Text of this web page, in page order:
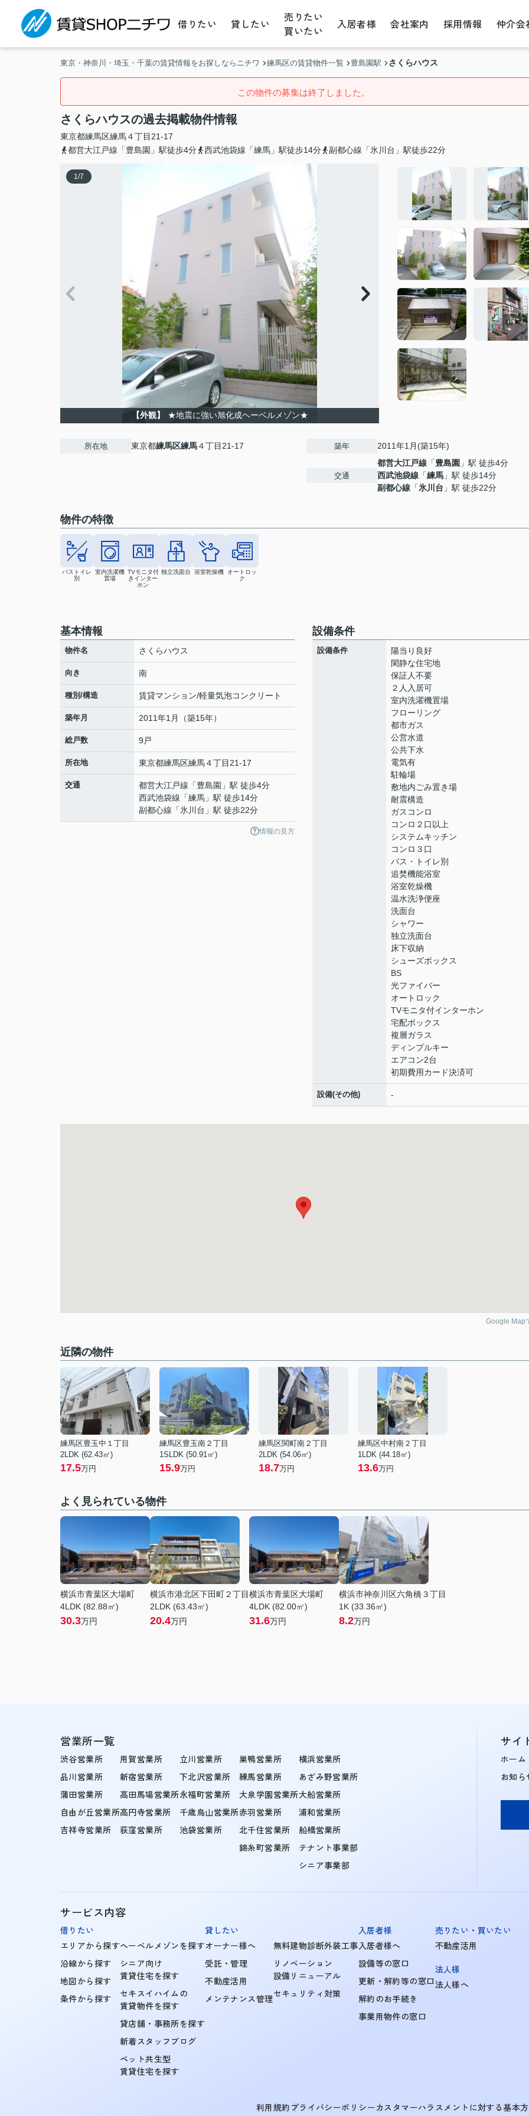
借りたい 貸したい
売りたい
買いたい
入居者様 会社案内 採用情報 仲介会
東京・神奈川・埼玉・千葉の賃貸情報をお探しならニチワ 練馬区の賃貸物件一覧 豊島園駅 さくらハウス
この物件の募集は終了しました。
さくらハウスの過去掲載物件情報
東京都練馬区練馬４丁目21-17
都営大江戸線「豊島園」駅徒歩4分
西武池袋線「練馬」駅徒歩14分 副都心線「氷川台」駅徒歩22分
1/7
【外観】 ★地震に強い旭化成ヘーベルメゾン★
所在地 東京都練馬区練馬４丁目21-17 築年 2011年1月(築15年)
交通
都営大江戸線 「豊島園 」駅 徒歩4分
西武池袋線 「練馬 」駅 徒歩14分
副都心線 「氷川台 」駅 徒歩22分
物件の特徴
バストイレ
別
室内洗濯機
置場
TVモニタ付
きインター
ホン
独立洗面台 浴室乾燥機
オートロッ
ク
基本情報
物件名 さくらハウス
向き 南
種別/構造 賃貸マンション/軽量気泡コンクリート
築年月 2011年1月（築15年）
総戸数 9戸
所在地 東京都練馬区練馬４丁目21-17
交通 都営大江戸線 「豊島園 」駅 徒歩4分
西武池袋線 「練馬 」駅 徒歩14分
副都心線 「氷川台 」駅 徒歩22分
情報の見方
設備条件
設備条件
陽当り良好
閑静な住宅地
保証人不要
２人入居可
室内洗濯機置場
フローリング
都市ガス
公営水道
公共下水
電気有
駐輪場
敷地内ごみ置き場
耐震構造
ガスコンロ
コンロ２口以上
システムキッチン
コンロ３口
バス・トイレ別
追焚機能浴室
浴室乾燥機
温水洗浄便座
洗面台
シャワー
独立洗面台
床下収納
シューズボックス
BS
光ファイバー
オートロック
TVモニタ付インターホン
宅配ボックス
複層ガラス
ディンプルキー
エアコン2台
初期費用カード決済可
設備(その他) -
Google Map
近隣の物件
練馬区豊玉中１丁目
2LDK (62.43㎡)
17.5万円
練馬区豊玉南２丁目
1SLDK (50.91㎡)
15.9万円
練馬区関町南２丁目
2LDK (54.06㎡)
18.7万円
練馬区中村南２丁目
1LDK (44.18㎡)
13.6万円
よく見られている物件
横浜市青葉区大場町
4LDK (82.88㎡)
30.3万円
横浜市港北区下田町２丁目
2LDK (63.43㎡)
20.4万円
横浜市青葉区大場町
4LDK (82.00㎡)
31.6万円
横浜市神奈川区六角橋３丁目
1K (33.36㎡)
8.2万円
営業所一覧
渋谷営業所
品川営業所
蒲田営業所
自由が丘営業所
吉祥寺営業所
用賀営業所
新宿営業所
高田馬場営業所
高円寺営業所
荻窪営業所
立川営業所
下北沢営業所
永福町営業所
千歳烏山営業所
池袋営業所
巣鴨営業所
練馬営業所
大泉学園営業所
赤羽営業所
北千住営業所
錦糸町営業所
横浜営業所
あざみ野営業所
大船営業所
浦和営業所
船橋営業所
テナント事業部
シニア事業部
サイ
ホーム
お知ら
サービス内容
借りたい
エリアから探す
沿線から探す
地図から探す
条件から探す
ヘーベルメゾンを探す
シニア向け
賃貸住宅を探す
セキスイハイムの
賃貸物件を探す
貸店舗・事務所を探す
新着スタッフブログ
ペット共生型
賃貸住宅を探す
貸したい
オーナー様へ
受託・管理
不動産活用
メンテナンス管理
無料建物診断外装工事
リノベーション
設備リニューアル
セキュリティ対策
入居者様
入居者様へ
設備等の窓口
更新・解約等の窓口
解約のお手続き
事業用物件の窓口
売りたい・買いたい
不動産活用
法人様
法人様へ
利用規約 プライバシーポリシーカスタマーハラスメントに対する基本